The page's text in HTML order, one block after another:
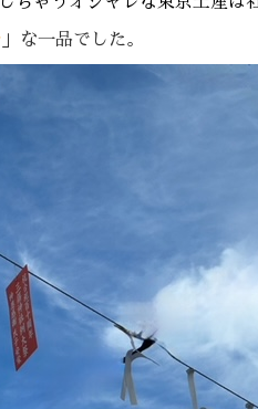
」な一品でした。